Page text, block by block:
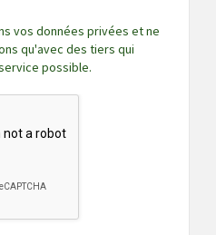
vos données privées et ne
qu'avec des tiers qui
possible.